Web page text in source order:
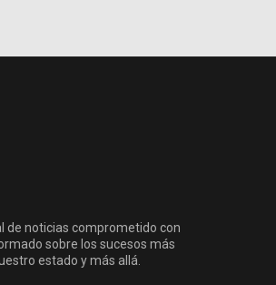
de noticias comprometido con
sobre los sucesos más
estado y más allá.